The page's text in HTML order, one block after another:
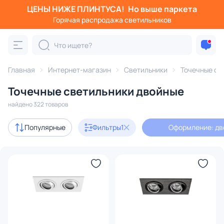
ЦЕНЫ НИЖЕ ПЛИНТУСА! Но выше паркета
Горячая распродажа светильников
Главная Интернет-магазин Светильники Точечные
Точечные светильники двойные
найдено 322 товаров
Популярные Фильтры1 Оформление:
Фильтры
Категория: Точечные светильники
для натяжных потолков двойные настенные
Акции 55
121
В наличии 240